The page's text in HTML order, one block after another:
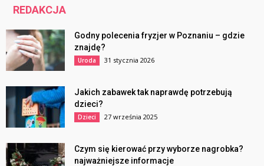
REDAKCJA
Godny polecenia fryzjer w Poznaniu – gdzie
znajdę?
Uroda 31 stycznia 2026
Jakich zabawek tak naprawdę potrzebują
dzieci?
Dzieci 27 września 2025
Czym się kierować przy wyborze nagrobka?
najważniejsze informacje